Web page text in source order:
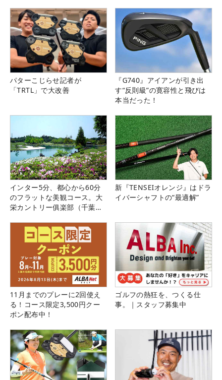
パターこじらせ記者が
「TRTL」で大改善
『G740』アイアンが引き出
す“反則級”の寛容性と飛びは
本当だった！
インター5分、都心から60分
のフラットな美観コース。大
栄カントリー俱楽部（千葉
新『TENSEIオレンジ』はドラ
イバーシャフトの“最適解”
11月までのプレーに2回使え
る！コース限定3,500円クー
ポン配布中！
ゴルフの熱狂を、つくる仕
事。｜スタッフ募集中